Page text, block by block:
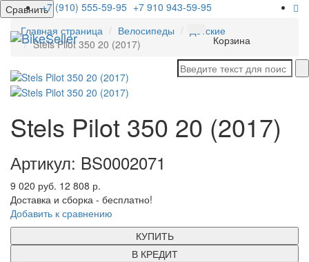
Сравнить+7 (910) 555-59-95 +7 910 943-59-95
Корзина
Главная страница Велосипеды
Детские
Stels Pilot 350 20 (2017)
Stels Pilot 350 20 (2017)
Артикул: BS0002071
9 020 руб. 12 808 р.
Доставка и сборка - бесплатно!
Добавить к сравнению
КУПИТЬ
В КРЕДИТ